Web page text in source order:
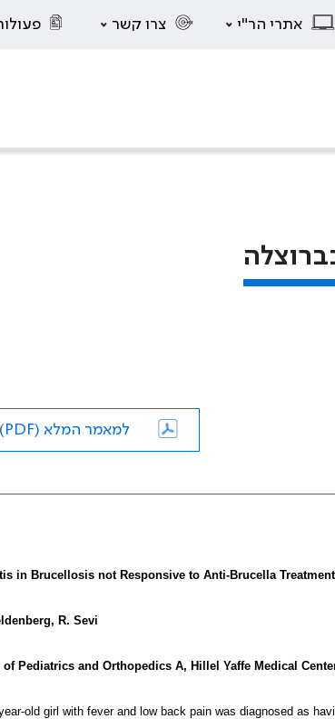
אתרי הר"י צרו קשר
למאמר המלא (PDF)
in Brucellosis not Responsive to Anti-Brucella Treatment
R. Sevi
of Pediatrics and Orthopedics A, Hillel Yaffe Medical
old girl with fever and low back pain was diagnosed as